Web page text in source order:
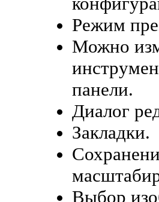
Режим
Можно
панели.
Диалог
Закладки.
Выбор